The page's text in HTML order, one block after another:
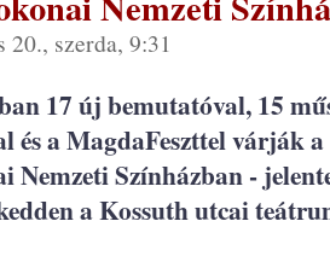
szerda, 9:31
17 új bemutatóval, 15
és a MagdaFeszttel várják a
Nemzeti Színházban -
a Kossuth utcai